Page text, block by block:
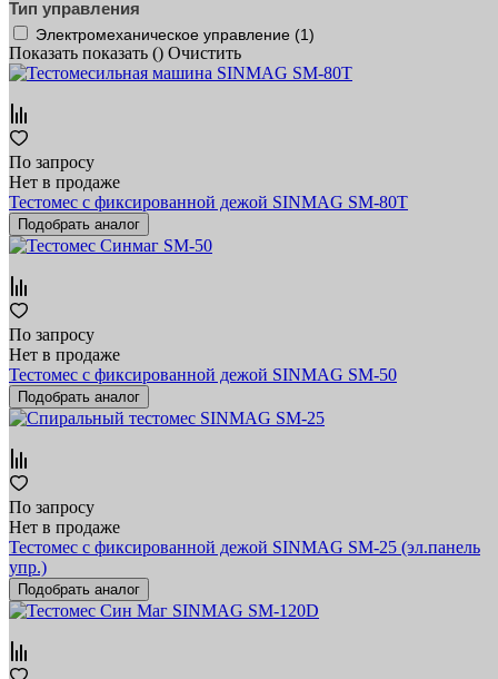
Тип управления
Электромеханическое управление (1)
Показать показать () Очистить
По запросу
Нет в продаже
Тестомес с фиксированной дежой SINMAG SM-80T
Подобрать аналог
По запросу
Нет в продаже
Тестомес с фиксированной дежой SINMAG SM-50
Подобрать аналог
По запросу
Нет в продаже
Тестомес с фиксированной дежой SINMAG SM-25 (эл.панель
упр.)
Подобрать аналог